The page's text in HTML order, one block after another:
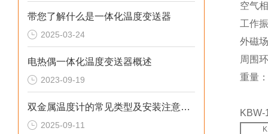
带您了解什么是一体化温度变送器
2025-03-24
电热偶一体化温度变送器概述
2023-09-19
双金属温度计的常见类型及安装注意事项
2025-09-11
空气
工作
外磁
周围
重量
K